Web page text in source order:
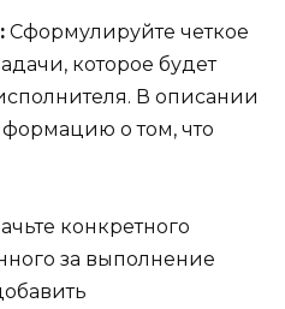
Сформулируйте четкое
которое будет
В описании
о том, что
конкретного
за выполнение